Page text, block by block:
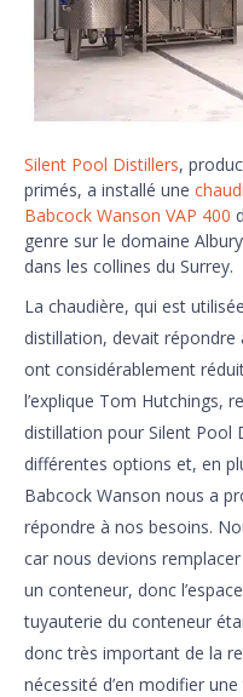
Silent Pool Distillers,
primés, a installé une
Babcock Wanson VAP 400
genre sur le domaine
dans les collines du Surrey.
La chaudière, qui est
distillation, devait répondre
ont considérablement
l’explique Tom Hutchings,
distillation pour Silent Pool
différentes options et, en
Babcock Wanson nous a
répondre à nos besoins.
car nous devions
un conteneur, donc
tuyauterie du conteneur
donc très important de la
nécessité d’en modifier